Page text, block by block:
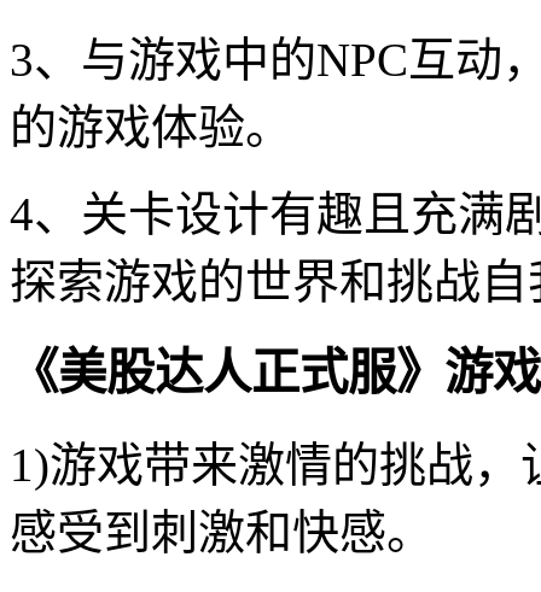
3、与游戏中的NPC互动
的游戏体验。
4、关卡设计有趣且充满
探索游戏的世界和挑战自
《美股达人正式服》游
1)游戏带来激情的挑战
感受到刺激和快感。